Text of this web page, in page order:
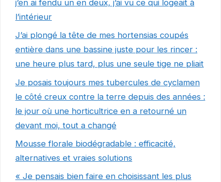
j’en ai fendu un en deux, j’ai vu ce qui logeait à
l’intérieur
J’ai plongé la tête de mes hortensias coupés
entière dans une bassine juste pour les rincer :
une heure plus tard, plus une seule tige ne pliait
Je posais toujours mes tubercules de cyclamen
le côté creux contre la terre depuis des années :
le jour où une horticultrice en a retourné un
devant moi, tout a changé
Mousse florale biodégradable : efficacité,
alternatives et vraies solutions
« Je pensais bien faire en choisissant les plus